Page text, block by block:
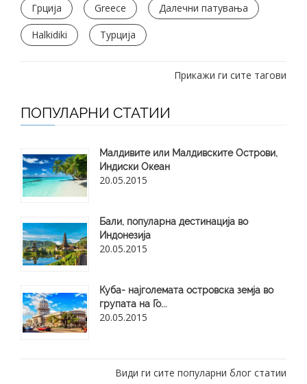
Грција Greece Далечни патувања
Halkidiki Турција
Прикажи ги сите тагови
ПОПУЛАРНИ СТАТИИ
Малдивите или Малдивските Острови,
Индиски Океан
20.05.2015
Бали, популарна дестинација во
Индонезија
20.05.2015
Куба- најголемата островска земја во
групата на Го...
20.05.2015
Види ги сите популарни блог статии